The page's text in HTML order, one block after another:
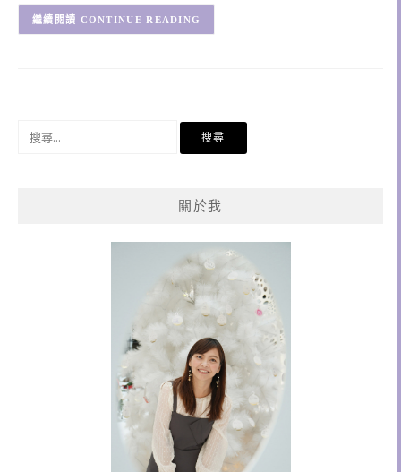
CONTINUE READING
關於我